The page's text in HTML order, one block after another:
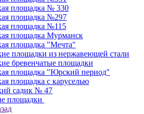
площадка № 330
площадка №297
площадка №115
площадка Мурманск
площадка "Мечта"
площадки из нержавеющей стали
бревенчатые площадки
площадка "Юрский период"
площадка с каруселью
садик № 47
площадки